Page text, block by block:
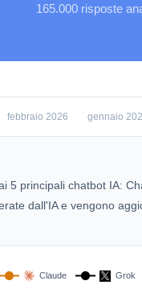
165.000 risposte
febbraio 2026 gennaio
5 principali chatbot IA:
dall'IA e vengono